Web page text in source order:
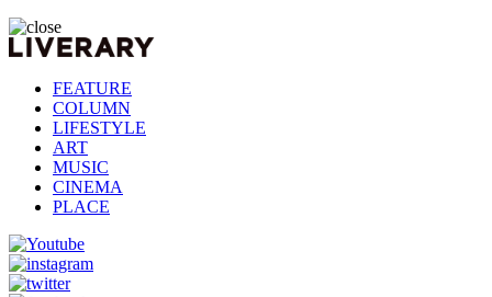
FEATURE
COLUMN
LIFESTYLE
ART
MUSIC
CINEMA
PLACE